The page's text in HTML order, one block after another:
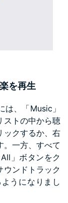
を再生
は、「Music」
ストの中から聴
ックするか、右
。一方、すべて
」ボタンをク
ウンドトラック
うになりまし